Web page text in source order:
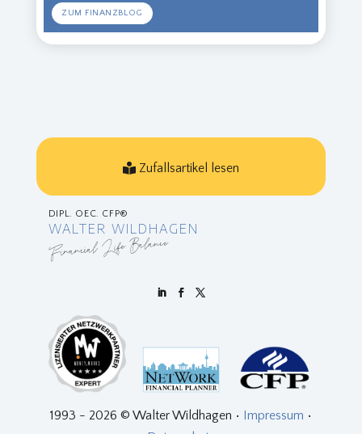
ZUM FINANZBLOG
S
?
Zufallsartikel lesen
DIPL. OEC. CFP®
WALTER WILDHAGEN
Financial Life Balance
1993 - 2026 © Walter Wildhagen • Impressum •